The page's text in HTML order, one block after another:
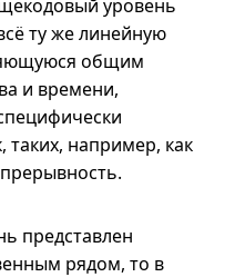
уровень
ту же линейную
общим
и времени,
таких, например, как
представлен
рядом, то в